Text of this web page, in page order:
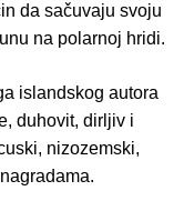
da sačuvaju svoju
na polarnoj hridi.
islandskog autora
duhovit, dirljiv i
nizozemski,